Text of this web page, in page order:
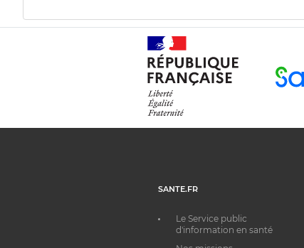
SANTE.FR
Le Service public
d'information en santé